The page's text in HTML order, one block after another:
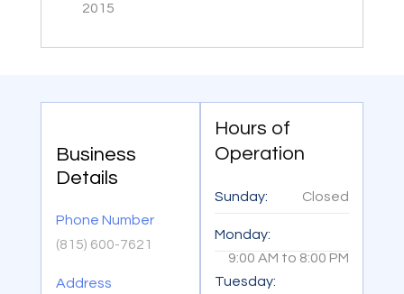
2015
Business
Details
Phone Number
(815) 600-7621
Address
Hours of
Operation
Sunday: Closed
Monday:
9:00 AM to 8:00 PM
Tuesday: